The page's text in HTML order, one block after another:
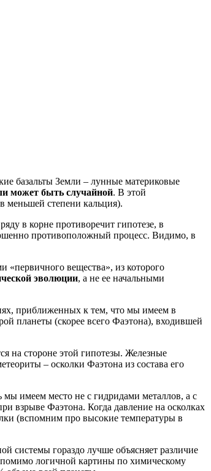
базальты Земли – лунные материковые
может быть случайной. В этой
меньшей степени кальция).
в корне противоречит гипотезе, в
противоположный процесс. Видимо, в
«первичного вещества», из которого
эволюции, а не ее начальными
приближенных к тем, что мы имеем в
планеты (скорее всего Фаэтона), входившей
на стороне этой гипотезы. Железные
– осколки Фаэтона из состава его
мы имеем место не с гидридами металлов, а с
взрыве Фаэтона. Когда давление на осколках
(вспомним про высокие температуры в
системы гораздо лучше объясняет различие
логичной картины по химическому